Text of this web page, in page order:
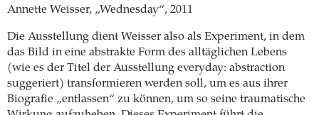
Annette Weisser, „Wednesday“, 2011
Die Ausstellung dient Weisser also als Experiment, in dem
das Bild in eine abstrakte Form des alltäglichen Lebens
(wie es der Titel der Ausstellung everyday: abstraction
suggeriert) transformieren werden soll, um es aus ihrer
Biografie „entlassen“ zu können, um so seine traumatische